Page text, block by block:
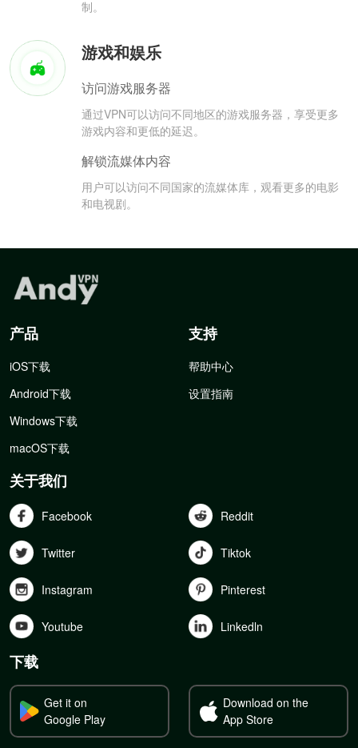
制。
游戏和娱乐
访问游戏服务器
通过VPN可以访问不同地区的游戏服务器，享受更多
游戏内容和更低的延迟。
解锁流媒体内容
用户可以访问不同国家的流媒体库，观看更多的电影
和电视剧。
产品
iOS下载
Android下载
Windows下载
macOS下载
支持
帮助中心
设置指南
关于我们
Facebook Reddit
Twitter Tiktok
Instagram Pinterest
Youtube Linkedln
下载
Get it on
Google Play
Download on the
App Store